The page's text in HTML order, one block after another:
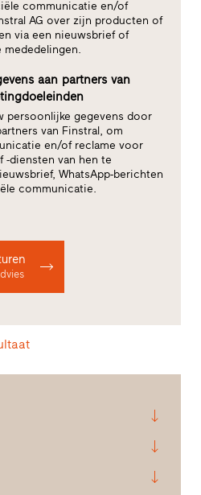
communicatie en/of
AG over zijn producten of
via een nieuwsbrief of
aan partners van
persoonlijke gegevens door
van Finstral, om
en/of reclame voor
-diensten van hen te
WhatsApp-berichten
communicatie.